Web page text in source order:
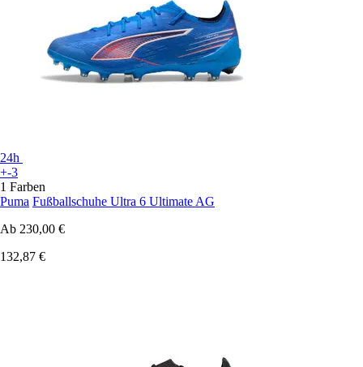
24h
+-3
1 Farben
Puma Fußballschuhe Ultra 6 Ultimate AG
Ab 230,00 €
132,87 €